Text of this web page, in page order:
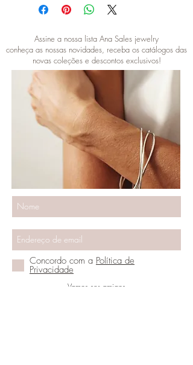
Assine a nossa lista Ana Sales jewelry
conheça as nossas novidades, receba os catálogos das
novas coleções e descontos exclusivos!
Concordo com a Política de
Privacidade
Vamos ser amigos